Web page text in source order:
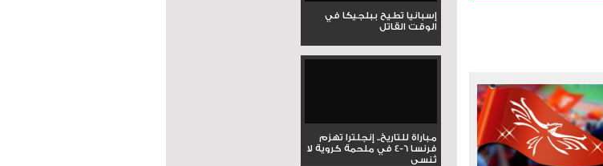
إسبانيا تطيح ببلجيكا في
الوقت القاتل
مباراة للتاريخ.. إنجلترا تهزم
فرنسا 6-4 في ملحمة كروية لا
تُنسى